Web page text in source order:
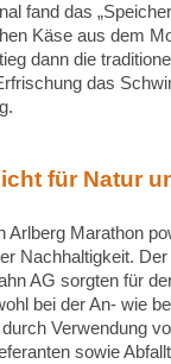
fand das
Käse aus dem
dann die
das
für Natur
Arlberg Marathon
Nachhaltigkeit.
AG sorgten für
bei der An- wie
Verwendung
sowie